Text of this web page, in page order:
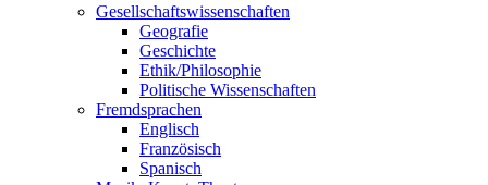
Gesellschaftswissenschaften
Geografie
Geschichte
Ethik/Philosophie
Politische Wissenschaften
Fremdsprachen
Englisch
Französisch
Spanisch